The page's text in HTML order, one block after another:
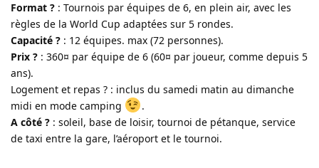
Format ? : Tournois par équipes de 6, en plein air, avec les
règles de la World Cup adaptées sur 5 rondes.
Capacité ? : 12 équipes. max (72 personnes).
Prix ? : 360¤ par équipe de 6 (60¤ par joueur, comme depuis 5
ans).
Logement et repas ? : inclus du samedi matin au dimanche
midi en mode camping
.
A côté ? : soleil, base de loisir, tournoi de pétanque, service
de taxi entre la gare, l’aéroport et le tournoi.